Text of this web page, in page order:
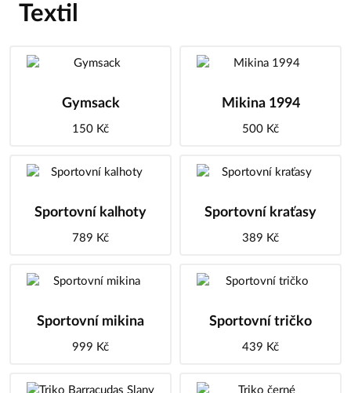
Textil
Gymsack
150 Kč
Mikina 1994
500 Kč
Sportovní kalhoty
789 Kč
Sportovní kraťasy
389 Kč
Sportovní mikina
999 Kč
Sportovní tričko
439 Kč